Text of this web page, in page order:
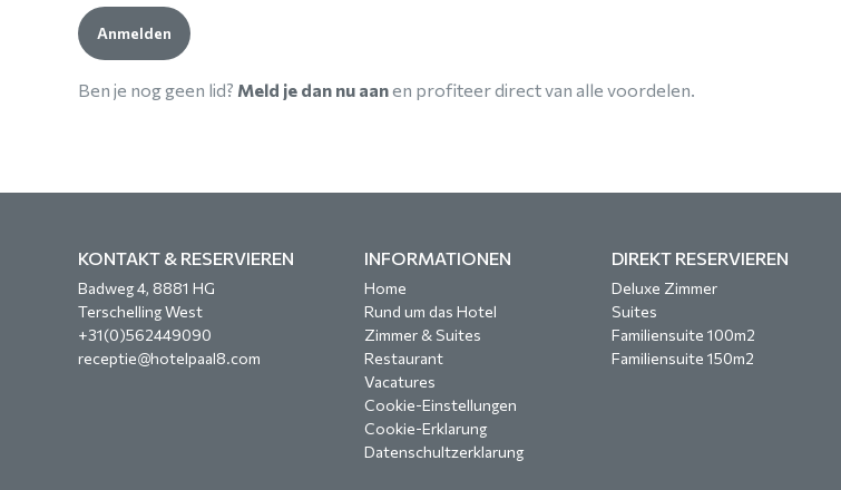
Ben je nog geen lid? Meld je dan nu aanen profiteer direct van alle voordelen.
KONTAKT & RESERVIEREN
Badweg 4, 8881 HG
Terschelling West
+31(0)562449090
receptie@hotelpaal8.com
INFORMATIONEN
Home
Rund um das Hotel
Zimmer & Suites
Restaurant
Vacatures
Cookie-Einstellungen
Cookie-Erklarung
Datenschultzerklarung
DIREKT RESERVIEREN
Deluxe Zimmer
Suites
Familiensuite 100m2
Familiensuite 150m2